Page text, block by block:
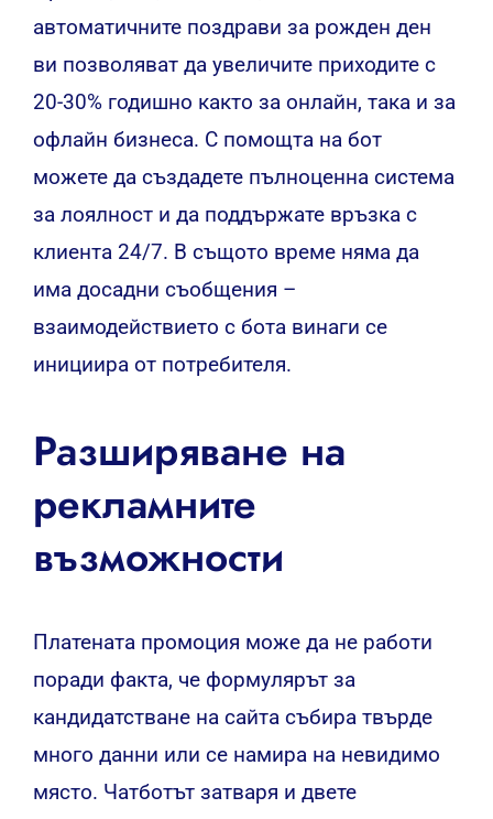
автоматичните поздрави за рожден ден
ви позволяват да увеличите приходите с
20-30% годишно както за онлайн, така и за
офлайн бизнеса. С помощта на бот
можете да създадете пълноценна система
за лоялност и да поддържате връзка с
клиента 24/7. В същото време няма да
има досадни съобщения –
взаимодействието с бота винаги се
инициира от потребителя.
Разширяване на
рекламните
възможности
Платената промоция може да не работи
поради факта, че формулярът за
кандидатстване на сайта събира твърде
много данни или се намира на невидимо
място. Чатботът затваря и двете